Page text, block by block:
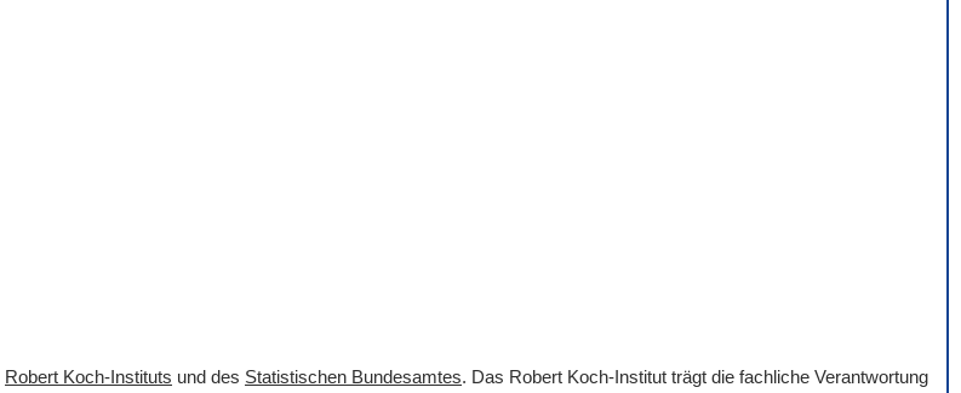
Robert Koch-Instituts und des Statistischen Bundesamtes. Das Robert Koch-Institut trägt die fachliche Verantwortung